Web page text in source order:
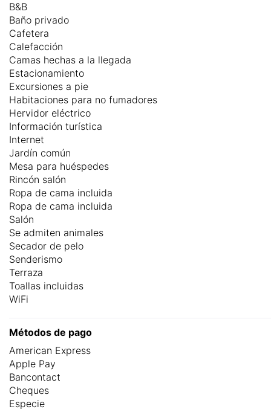
B&B
Baño privado
Cafetera
Calefacción
Camas hechas a la llegada
Estacionamiento
Excursiones a pie
Habitaciones para no fumadores
Hervidor eléctrico
Información turística
Internet
Jardín común
Mesa para huéspedes
Rincón salón
Ropa de cama incluida
Ropa de cama incluida
Salón
Se admiten animales
Secador de pelo
Senderismo
Terraza
Toallas incluidas
WiFi
Métodos de pago
American Express
Apple Pay
Bancontact
Cheques
Especie